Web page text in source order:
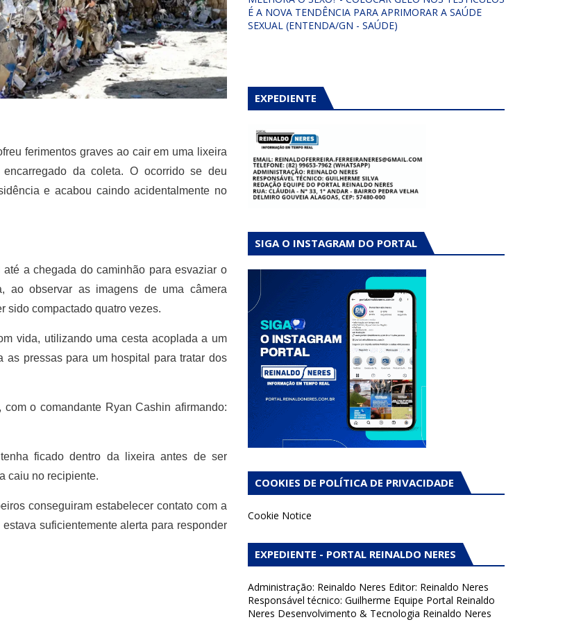
ferimentos graves ao cair em uma lixeira
da coleta. O ocorrido se deu
e acabou caindo acidentalmente no
a chegada do caminhão para esvaziar o
ao observar as imagens de uma câmera
sido compactado quatro vezes.
vida, utilizando uma cesta acoplada a um
as pressas para um hospital para tratar dos
o comandante Ryan Cashin afirmando:
ficado dentro da lixeira antes de ser
caiu no recipiente.
conseguiram estabelecer contato com a
suficientemente alerta para responder
É A NOVA TENDÊNCIA PARA APRIMORAR A SAÚDE
SEXUAL (ENTENDA/GN - SAÚDE)
EXPEDIENTE
SIGA O INSTAGRAM DO PORTAL
COOKIES DE POLÍTICA DE PRIVACIDADE
Cookie Notice
EXPEDIENTE - PORTAL REINALDO NERES
Administração: Reinaldo Neres Editor: Reinaldo Neres
Responsável técnico: Guilherme Equipe Portal Reinaldo
Neres Desenvolvimento & Tecnologia Reinaldo Neres